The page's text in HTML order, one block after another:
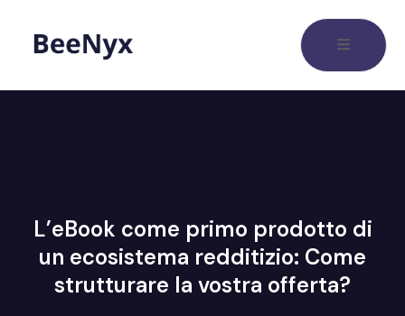
L’eBook come primo prodotto di
un ecosistema redditizio: Come
strutturare la vostra offerta?